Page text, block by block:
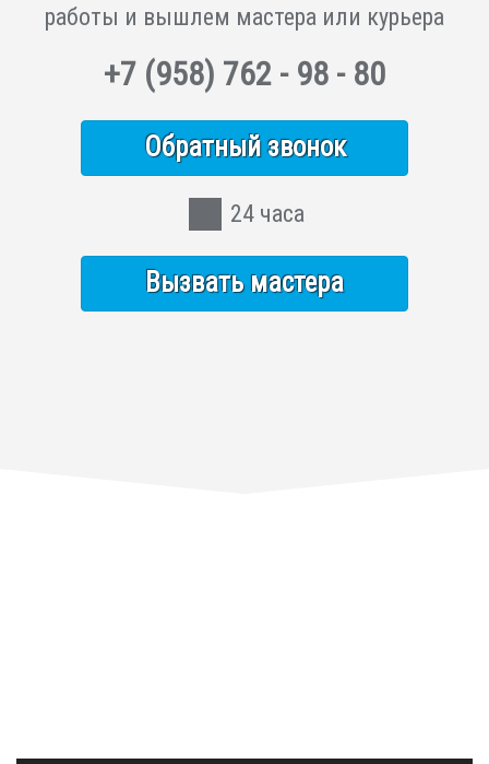
работы и вышлем мастера или курьера
+7 (958) 762 - 98 - 80
Обратный звонок
24 часа
Вызвать мастера